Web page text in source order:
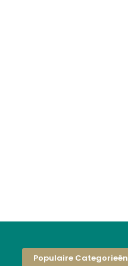
Populaire Categorieën